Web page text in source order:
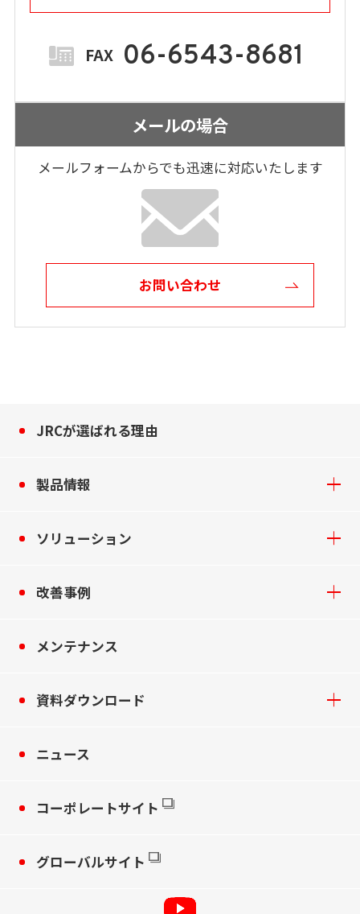
FAX 06-6543-8681
メールの場合
メールフォームからでも迅速に対応いたします
お問い合わせ
JRCが選ばれる理由
製品情報
ソリューション
改善事例
メンテナンス
資料ダウンロード
ニュース
コーポレートサイト
グローバルサイト